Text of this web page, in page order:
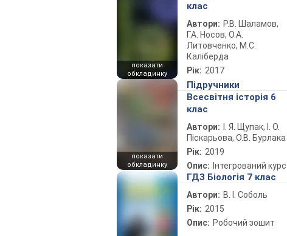
показати
обкладинку
клас
Автори: Р.В. Шаламов,
Г.А. Носов, О.А.
Литовченко, М.С.
Каліберда
Рік: 2017
показати
обкладинку
Підручники
Всесвітня історія 6
клас
Автори:
І. Я. Щупак, І. О.
Піскарьова, О.В. Бурлака
Рік: 2019
Опис: Інтегрований курс
ГДЗ Біологія 7 клас
Автори: В. І. Соболь
Рік: 2015
Опис: Робочий зошит